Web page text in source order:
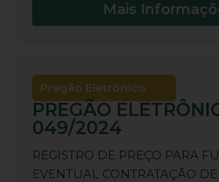
Mais
Pregão Eletrônico
PREGÃO
049/2024
REGISTRO DE PREÇO PARA
EVENTUAL CONTRATAÇÃO